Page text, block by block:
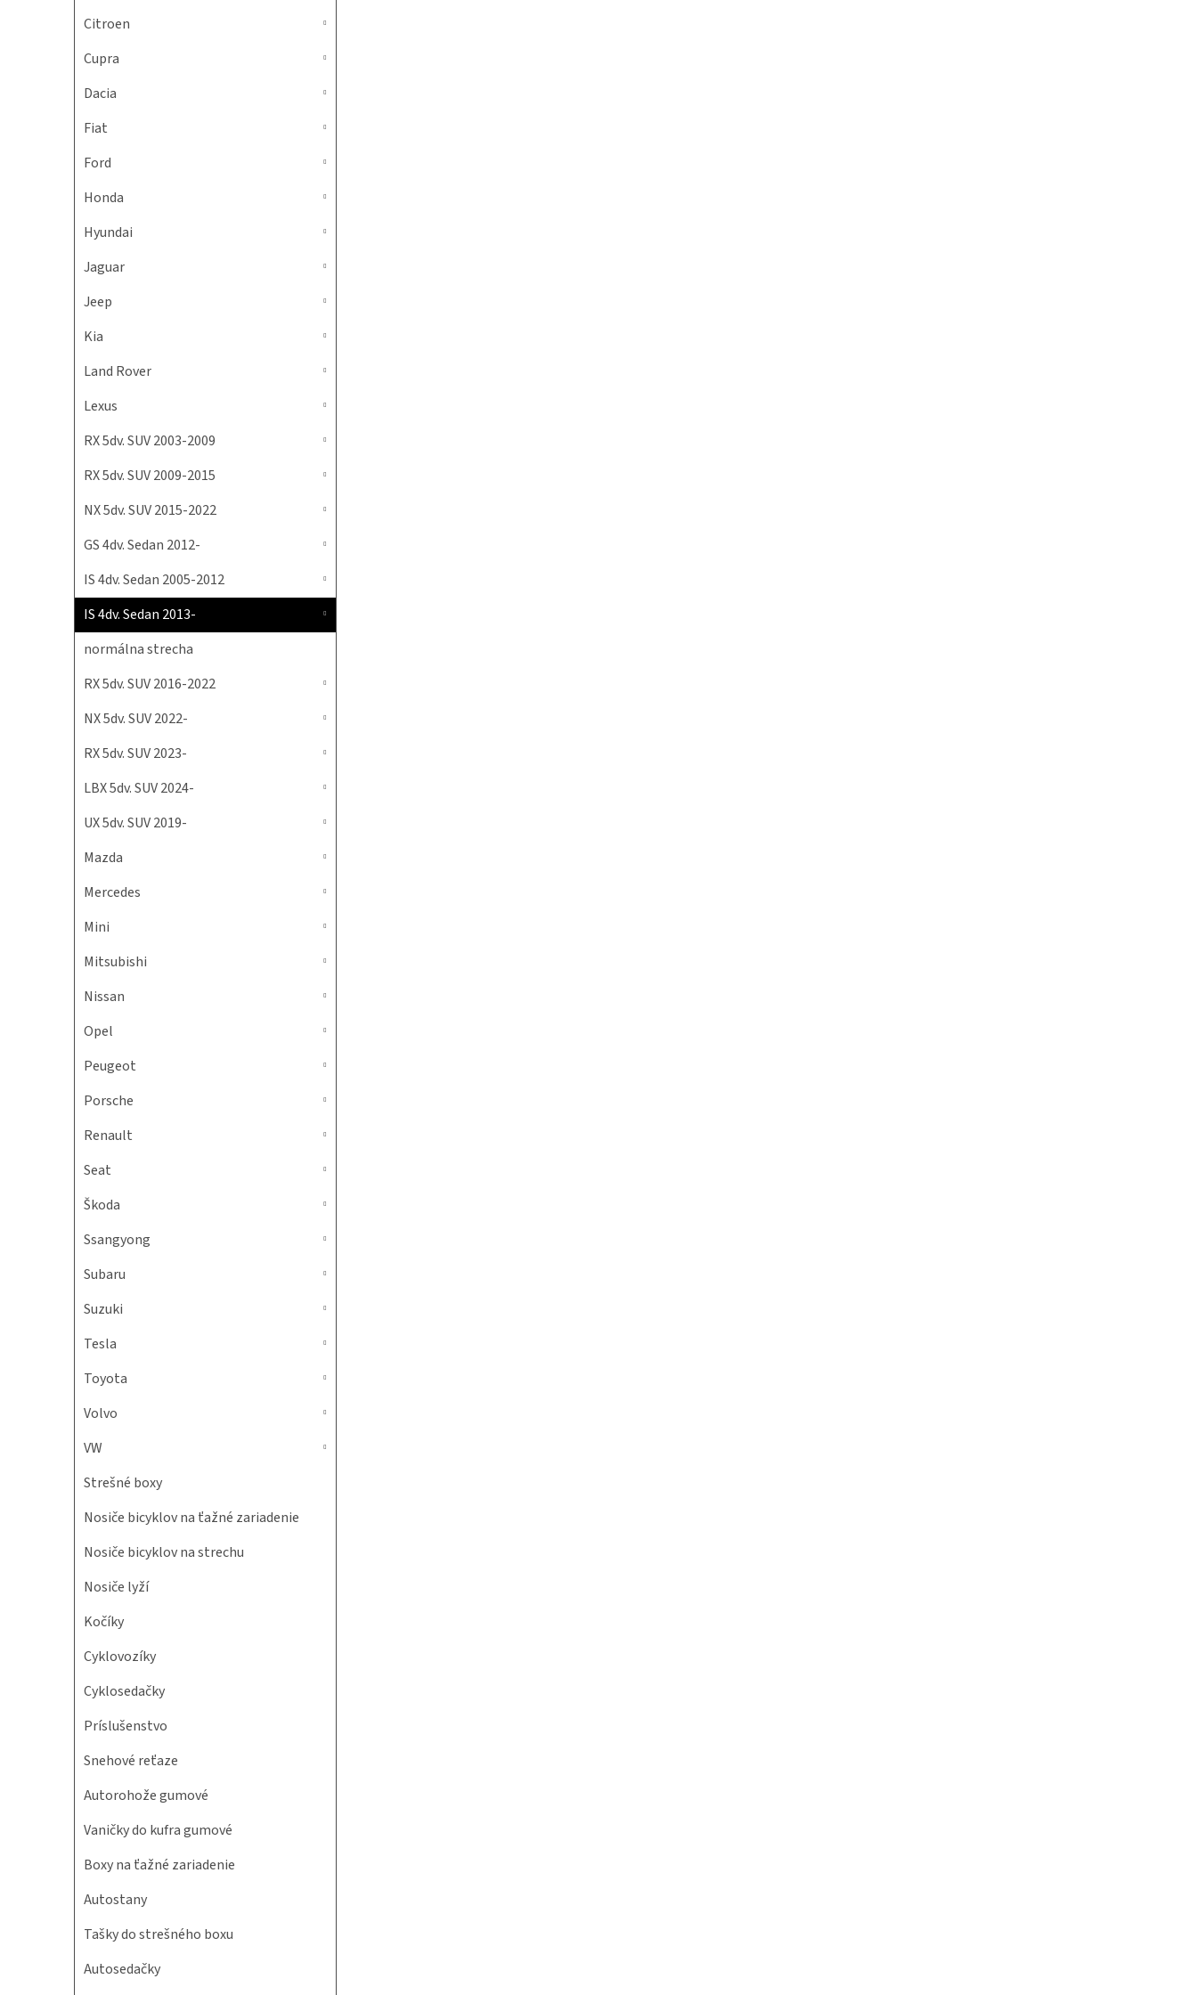
Citroen
Cupra
Dacia
Fiat
Ford
Honda
Hyundai
Jaguar
Jeep
Kia
Land Rover
Lexus
RX 5dv. SUV 2003-2009
RX 5dv. SUV 2009-2015
NX 5dv. SUV 2015-2022
GS 4dv. Sedan 2012-
IS 4dv. Sedan 2005-2012
IS 4dv. Sedan 2013-
normálna strecha
RX 5dv. SUV 2016-2022
NX 5dv. SUV 2022-
RX 5dv. SUV 2023-
LBX 5dv. SUV 2024-
UX 5dv. SUV 2019-
Mazda
Mercedes
Mini
Mitsubishi
Nissan
Opel
Peugeot
Porsche
Renault
Seat
Škoda
Ssangyong
Subaru
Suzuki
Tesla
Toyota
Volvo
VW
Strešné boxy
Nosiče bicyklov na ťažné zariadenie
Nosiče bicyklov na strechu
Nosiče lyží
Kočíky
Cyklovozíky
Cyklosedačky
Príslušenstvo
Snehové reťaze
Autorohože gumové
Vaničky do kufra gumové
Boxy na ťažné zariadenie
Autostany
Tašky do strešného boxu
Autosedačky